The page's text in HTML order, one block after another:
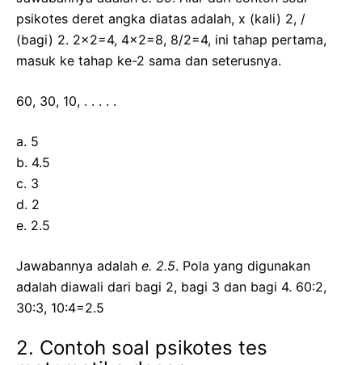
psikotes deret angka diatas adalah, x (kali) 2, /
(bagi) 2. 2×2=4, 4×2=8, 8/2=4, ini tahap pertama,
masuk ke tahap ke-2 sama dan seterusnya.
60, 30, 10, . . . . .
a. 5
b. 4.5
c. 3
d. 2
e. 2.5
Jawabannya adalah e. 2.5. Pola yang digunakan
adalah diawali dari bagi 2, bagi 3 dan bagi 4. 60:2,
30:3, 10:4=2.5
2. Contoh soal psikotes tes